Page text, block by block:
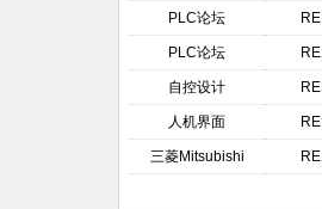
PLC论坛
PLC论坛
自控设计
人机界面
三菱Mitsubishi